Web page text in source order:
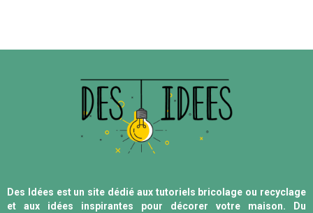
Des Idées est un site dédié aux tutoriels bricolage ou recyclage
et aux idées inspirantes pour décorer votre maison. Du